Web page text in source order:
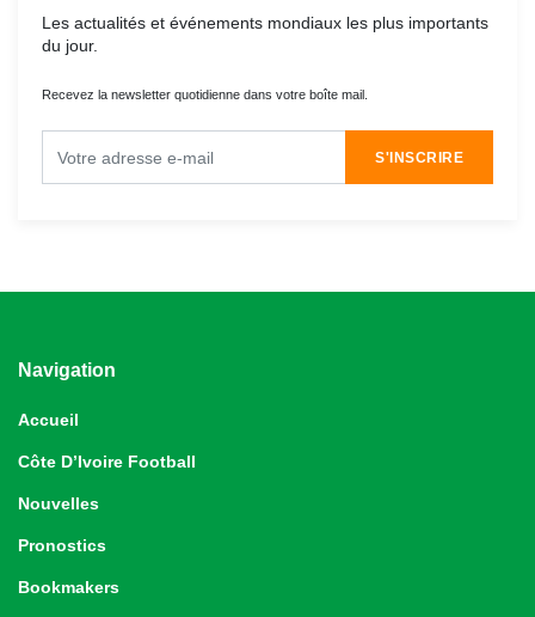
Les actualités et événements mondiaux les plus importants
du jour.
Recevez la newsletter quotidienne dans votre boîte mail.
S'INSCRIRE
Navigation
Accueil
Côte D’Ivoire Football
Nouvelles
Pronostics
Bookmakers